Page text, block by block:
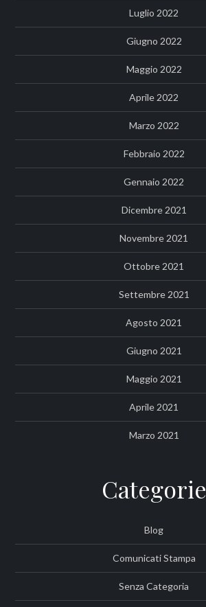
Luglio 2022
Giugno 2022
Maggio 2022
Aprile 2022
Marzo 2022
Febbraio 2022
Gennaio 2022
Dicembre 2021
Novembre 2021
Ottobre 2021
Settembre 2021
Agosto 2021
Giugno 2021
Maggio 2021
Aprile 2021
Marzo 2021
Categorie
Blog
Comunicati Stampa
Senza Categoria